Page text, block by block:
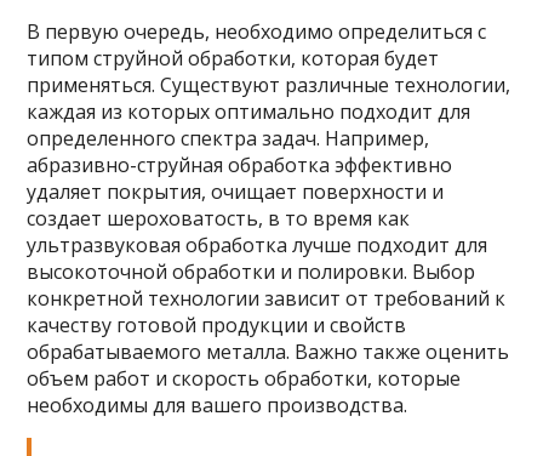
В первую очередь, необходимо определиться с
типом струйной обработки, которая будет
применяться. Существуют различные технологии,
каждая из которых оптимально подходит для
определенного спектра задач. Например,
абразивно-струйная обработка эффективно
удаляет покрытия, очищает поверхности и
создает шероховатость, в то время как
ультразвуковая обработка лучше подходит для
высокоточной обработки и полировки. Выбор
конкретной технологии зависит от требований к
качеству готовой продукции и свойств
обрабатываемого металла. Важно также оценить
объем работ и скорость обработки, которые
необходимы для вашего производства.